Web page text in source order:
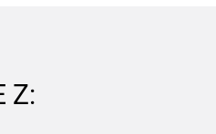
Z: